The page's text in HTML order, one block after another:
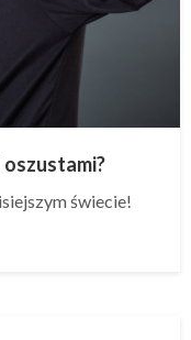
oszustami?
świecie!